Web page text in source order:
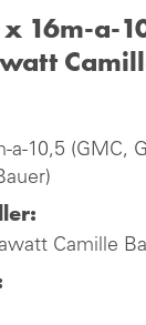
16m-a-
a-10,5 (GMC,
Camille